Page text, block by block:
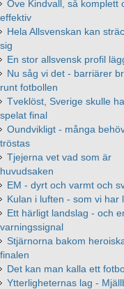
Ove Kindvall, så komplett
effektiv
Hela Allsvenskan kan
sig
En stor allsvensk profil
Nu såg vi det - barriärer
runt fotbollen
Tveklöst, Sverige skulle ha
spelat final
Oundvikligt - många
tröstas
Tjejerna vet vad som är
huvudsaken
EM - dyrt och varmt och
Kulan i luften - som vi har
Ett härligt landslag - och
varningssignal
Stjärnorna bakom
finalen
Det kan man kalla ett
Ytterligheternas lag -